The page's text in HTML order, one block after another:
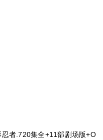
者.720集全+11部剧场版+O